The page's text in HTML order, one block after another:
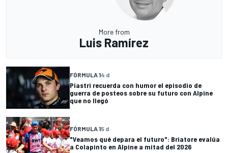
More from
Luis Ramírez
FÓRMULA 14 d
Piastri recuerda con humor el episodio de
guerra de posteos sobre su futuro con Alpine
que no llegó
FÓRMULA 15 d
"Veamos qué depara el futuro": Briatore evalúa
a Colapinto en Alpine a mitad del 2026